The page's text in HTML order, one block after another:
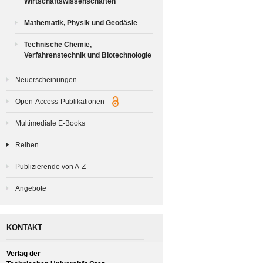
Mathematik, Physik und Geodäsie
Technische Chemie,
Verfahrenstechnik und Biotechnologie
Neuerscheinungen
Open-Access-Publikationen
Multimediale E-Books
Reihen
Publizierende von A-Z
Angebote
KONTAKT
Verlag der